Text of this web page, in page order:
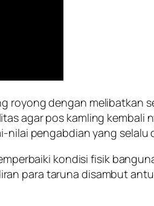
royong dengan melibatkan
agar pos kamling kembali
nilai pengabdian yang
kondisi fisik
para taruna disambut